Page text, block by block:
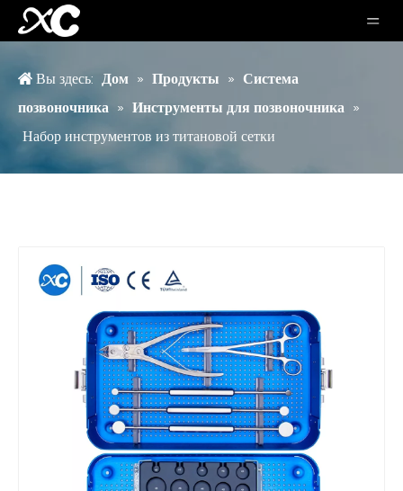
Вы здесь: Дом » Продукты » Система
позвоночника » Инструменты для позвоночника »
Набор инструментов из титановой сетки